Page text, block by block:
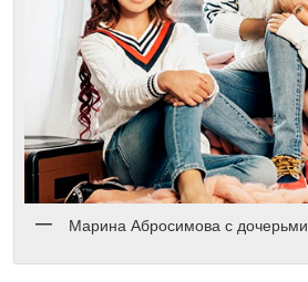
Марина Абросимова с дочерьми